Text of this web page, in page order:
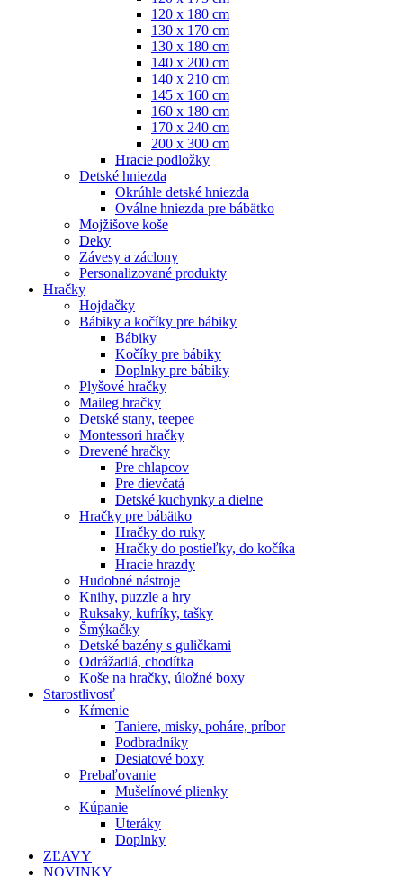
120 x 180 cm
130 x 170 cm
130 x 180 cm
140 x 200 cm
140 x 210 cm
145 x 160 cm
160 x 180 cm
170 x 240 cm
200 x 300 cm
Hracie podložky
Detské hniezda
Okrúhle detské hniezda
Oválne hniezda pre bábätko
Mojžišove koše
Deky
Závesy a záclony
Personalizované produkty
Hračky
Hojdačky
Bábiky a kočíky pre bábiky
Bábiky
Kočíky pre bábiky
Doplnky pre bábiky
Plyšové hračky
Maileg hračky
Detské stany, teepee
Montessori hračky
Drevené hračky
Pre chlapcov
Pre dievčatá
Detské kuchynky a dielne
Hračky pre bábätko
Hračky do ruky
Hračky do postieľky, do kočíka
Hracie hrazdy
Hudobné nástroje
Knihy, puzzle a hry
Ruksaky, kufríky, tašky
Šmýkačky
Detské bazény s guličkami
Odrážadlá, chodítka
Koše na hračky, úložné boxy
Starostlivosť
Kŕmenie
Taniere, misky, poháre, príbor
Podbradníky
Desiatové boxy
Prebaľovanie
Mušelínové plienky
Kúpanie
Uteráky
Doplnky
ZĽAVY
NOVINKY